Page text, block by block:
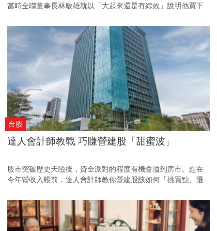
當時全聯董事長林敏雄就以「大起來還是有綜效」說明他買下
不小，準玩完了」不謀而合。 台灣公平交易委員會7/15核准，
全聯福利中心自法國歐尚集團、潤泰集團取得95.97%大潤發流
通事業股份有限公司股權，收購範圍包含大潤發自有土地及建
物、門市經營權及大潤發自有品牌，正式成為超市量販龍頭。
談到全聯，從原本一間老舊福利社，到營收破千億元的最強超
市，董座林敏雄是如何靠著他的「不敗金律」，讓全聯變身全
台年賣千億最大超市？以下是2020年7月，林敏雄接受《今周
刊》的專訪報導。 (原文刊載於2020/7，更新時間為
2022/7/16)
台股
達人會計師教戰 巧賺營建股「甜蜜波」
股市突破歷史天險後，資金派對的程度有機會溢到房市。趕在
今年營收入帳前，達人會計師教你營建股該如何「挑買點、選